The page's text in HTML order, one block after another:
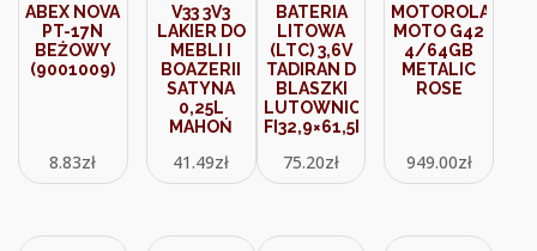
ABEX NOVA
PT-17N
BEŻOWY
(9001009)
8.83zł
V33 3V3
LAKIER DO
MEBLI I
BOAZERII
SATYNA
0,25L
MAHOŃ
41.49zł
BATERIA
LITOWA
(LTC) 3,6V
TADIRAN D
BLASZKI
LUTOWNICZE
FI32,9×61,5MM
75.20zł
MOTOROLA
MOTO G42
4/64GB
METALIC
ROSE
949.00zł